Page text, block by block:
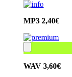
MP3 2,40€
WAV 3,60€